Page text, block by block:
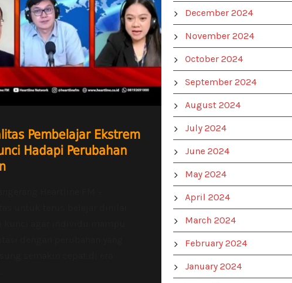
Pembelajar Ekstrem
Hadapi Perubahan
December 2024
November 2024
October 2024
September 2024
August 2024
July 2024
June 2024
May 2024
April 2024
March 2024
February 2024
January 2024